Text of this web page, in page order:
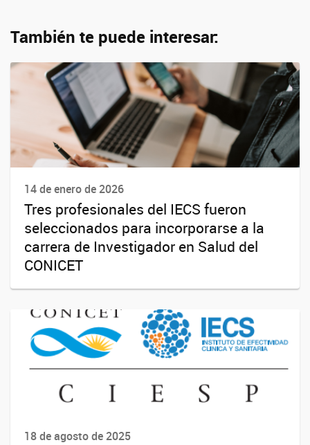
También te puede interesar:
14 de enero de 2026
Tres profesionales del IECS fueron
seleccionados para incorporarse a la
carrera de Investigador en Salud del
CONICET
18 de agosto de 2025